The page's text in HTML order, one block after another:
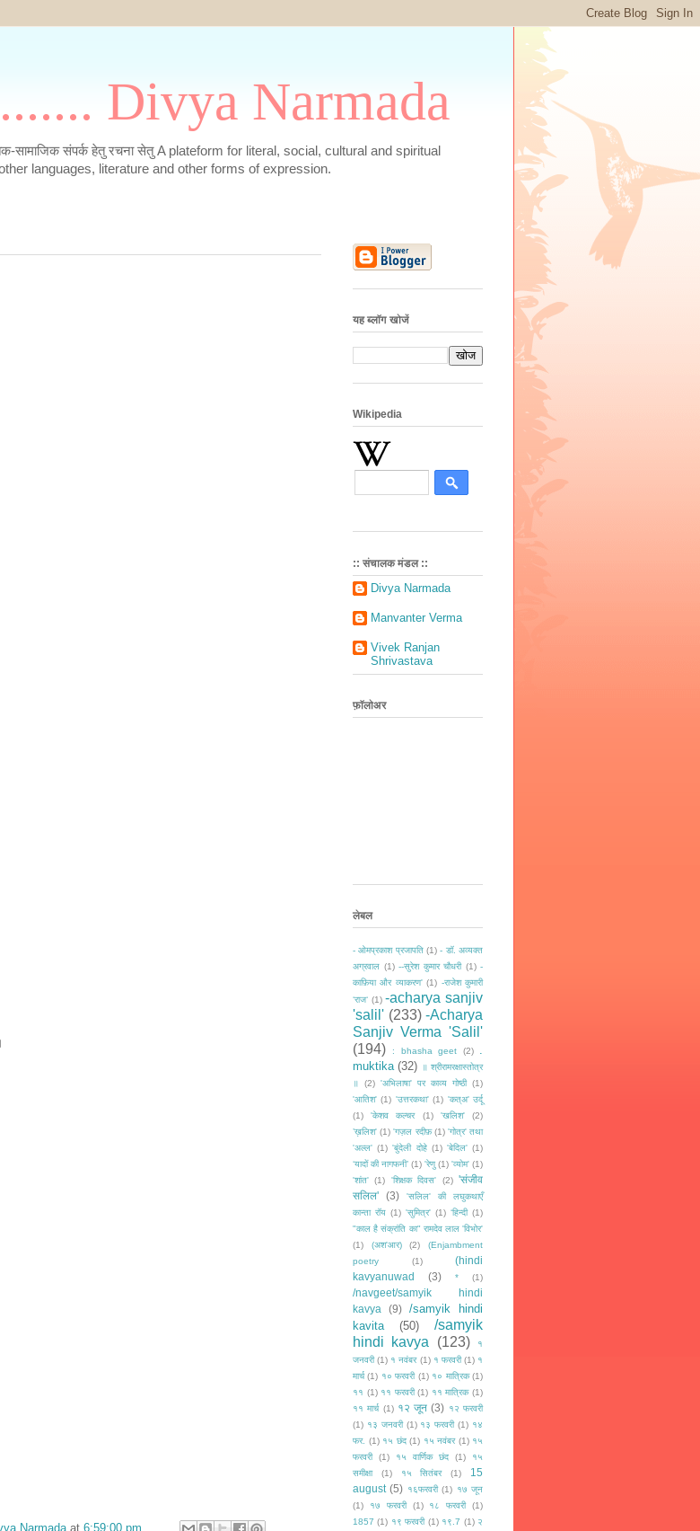
Divya Narmada
सामाजिक संपर्क हेतु रचना सेतु A plateform for literal, social, cultural and spiritual
languages, literature and other forms of expression.
Narmada at 6:59:00 pm
यह ब्लॉग खोजें
Wikipedia
:: संचालक मंडल ::
Divya Narmada
Manvanter Verma
Vivek Ranjan
Shrivastava
फ़ॉलोअर
लेबल
- ओमप्रकाश प्रजापति (1) - डॉ. अव्यक्त
अग्रवाल (1) --सुरेश कुमार चौधरी (1) -
काफ़िया और व्याकरण' (1) -राजेश कुमारी
‘राज‘ (1) -acharya sanjiv
'salil' (233) -Acharya
Sanjiv Verma 'Salil'
(194)
: bhasha geet (2)
muktika (32)
॥ श्रीरामरक्षास्तोत्र
॥
(2) 'अभिलाषा' पर काव्य गोष्ठी (1)
'आतिश' (1) 'उत्तरकथा' (1) 'कत्अ' उर्दू
(1)
'केशव कल्चर (1) 'खलिश'
(2)
’ख़लिश' (1) 'गज़ल रदीफ़ (1) 'गोत्र' तथा
'अल्ल' (1) 'बुंदेली दोहे (1) 'बेदिल' (1)
‘यादों की नागफनी’ (1) 'रेणु (1) 'व्योम' (1)
'शांत' (1) 'शिक्षक दिवस' (2) 'संजीव
सलिल'
(3)
'सलिल' की लघुकथाएँ
कान्ता रॉय (1) 'सुमित्र' (1) ‘हिन्दी (1)
"काल है संक्रांति का" रामदेव लाल 'विभोर'
(1)
(अश'आर) (2)
(Enjambment
poetry
(1)
(hindi
kavyanuwad
(3) * (1)
/navgeet/samyik hindi
kavya
(9)
/samyik hindi
kavita
(50)
/samyik
hindi kavya
(123)
१
जनवरी (1) १ नवंबर (1) १ फरवरी (1) १
मार्च (1) १० फरवरी (1) १० मात्रिक (1)
११ (1) ११ फरवरी (1) ११ मात्रिक (1)
११ मार्च (1) १२ जून (3) १२ फरवरी
(1) १३ जनवरी (1) १३ फरवरी (1) १४
फर. (1) १५ छंद (1) १५ नवंबर (1) १५
फरवरी
(1) १५ वार्णिक छंद (1)
१५
समीक्षा
(1) १५ सितंबर (1)
15
august (5) १६फरवरी (1) १७ जून
(1)
१७ फरवरी (1) १८ फरवरी
(1)
1857 (1) १९ फरवरी (1) १९.7 (1) २